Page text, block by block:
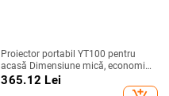
Proiector portabil YT100 pentru
acasă Dimensiune mică, economie
de spațiu, ecran mare, conexiune
mobilă fără fir, telefon mobil,
365.12 Lei